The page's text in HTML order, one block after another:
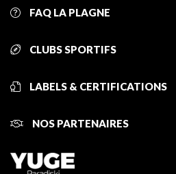
FAQ LA PLAGNE
CLUBS SPORTIFS
LABELS & CERTIFICATIONS
NOS PARTENAIRES